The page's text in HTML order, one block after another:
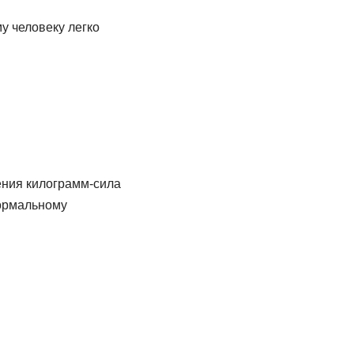
человеку легко
килограмм-сила